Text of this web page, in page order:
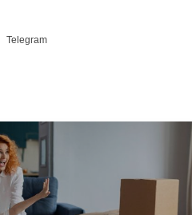
Telegram